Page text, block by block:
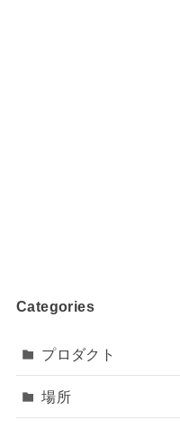
Categories
プロダクト
場所